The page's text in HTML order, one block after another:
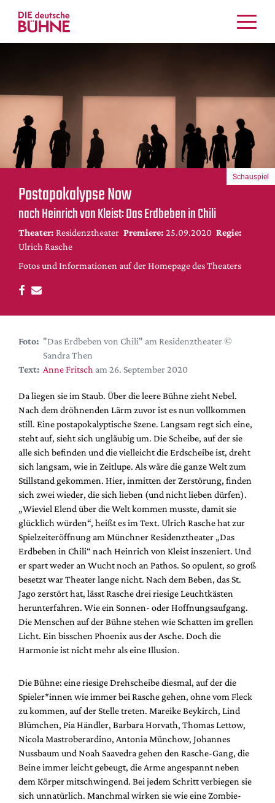
Musiktheater
Crossover
Bühnenwelt
Festivals & Veranstaltungen
Menschen & Theater
Themen
Internationales
Nachrufe
Medientipps
DdB-map
Festival-Planer
Hefte
Leseproben
Podcast
Service
Shop / Abo
Newsletter
Redaktion
Autor:innen
Partner
Mediadaten
Suche
Postapokalypse Now
nach Heinrich von Kleist: Das Erdbeben in Chili
Theater: Residenztheater Premiere: 25.09.2020 Regie:
Ulrich Rasche
Fotos und Informationen auf der Homepage des Theaters
Schauspiel
Foto: "Das Erdbeben von Chili" am Residenztheater ©
Sandra Then
Text: Anne Fritsch am 26. September 2020
Da liegen sie im Staub. Über die leere Bühne zieht Nebel.
Nach dem dröhnenden Lärm zuvor ist es nun vollkommen
still. Eine postapokalyptische Szene. Langsam regt sich eine,
steht auf, sieht sich ungläubig um. Die Scheibe, auf der sie
alle sich befinden und die vielleicht die Erdscheibe ist, dreht
sich langsam, wie in Zeitlupe. Als wäre die ganze Welt zum
Stillstand gekommen. Hier, inmitten der Zerstörung, finden
sich zwei wieder, die sich lieben (und nicht lieben dürfen).
„Wieviel Elend über die Welt kommen musste, damit sie
glücklich würden“, heißt es im Text. Ulrich Rasche hat zur
Spielzeiteröffnung am Münchner Residenztheater „Das
Erdbeben in Chili“ nach Heinrich von Kleist inszeniert. Und
er spart weder an Wucht noch an Pathos. So opulent, so groß
besetzt war Theater lange nicht. Nach dem Beben, das St.
Jago zerstört hat, lässt Rasche drei riesige Leuchtkästen
herunterfahren. Wie ein Sonnen- oder Hoffnungsaufgang.
Die Menschen auf der Bühne stehen wie Schatten im grellen
Licht. Ein bisschen Phoenix aus der Asche. Doch die
Harmonie ist nicht mehr als eine Illusion.
Die Bühne: eine riesige Drehscheibe diesmal, auf der die
Spieler*innen wie immer bei Rasche gehen, ohne vom Fleck
zu kommen, auf der Stelle treten. Mareike Beykirch, Lind
Blümchen, Pia Händler, Barbara Horvath, Thomas Lettow,
Nicola Mastroberardino, Antonia Münchow, Johannes
Nussbaum und Noah Saavedra gehen den Rasche-Gang, die
Beine immer leicht gebeugt, die Arme angespannt neben
dem Körper mitschwingend. Bei jedem Schritt verbiegen sie
sich unnatürlich. Manchmal wirken sie wie eine Zombie-